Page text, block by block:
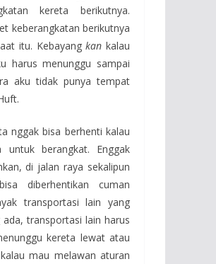
kereta berikutnya.
keberangkatan berikutnya
itu. Kebayangkankalau
harus menunggu sampai
aku tidak punya tempat
nggak bisa berhenti kalau
untuk berangkat. Enggak
di jalan raya sekalipun
diberhentikan cuman
transportasi lain yang
transportasi lain harus
kereta lewat atau
mau melawan aturan